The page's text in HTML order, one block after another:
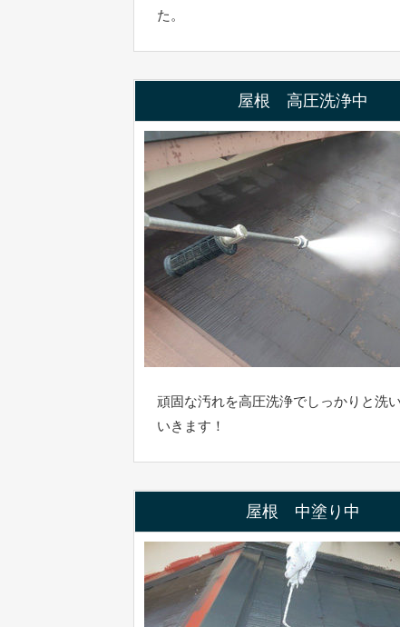
た。
屋根 高圧洗浄中
頑固な汚れを高圧洗浄でしっかりと洗
いきます！
屋根 中塗り中